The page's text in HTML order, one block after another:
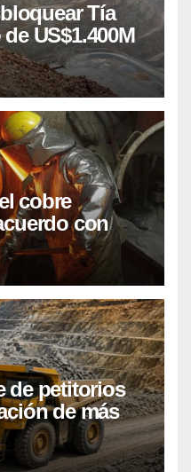
Tía
US$1.400M
cobre
con
de petitorios
de más
para explorar